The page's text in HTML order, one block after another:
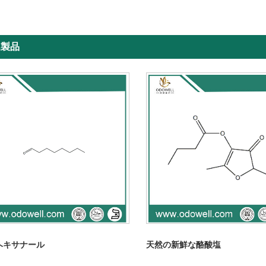
品
キサナール 天然の新鮮な酪酸塩